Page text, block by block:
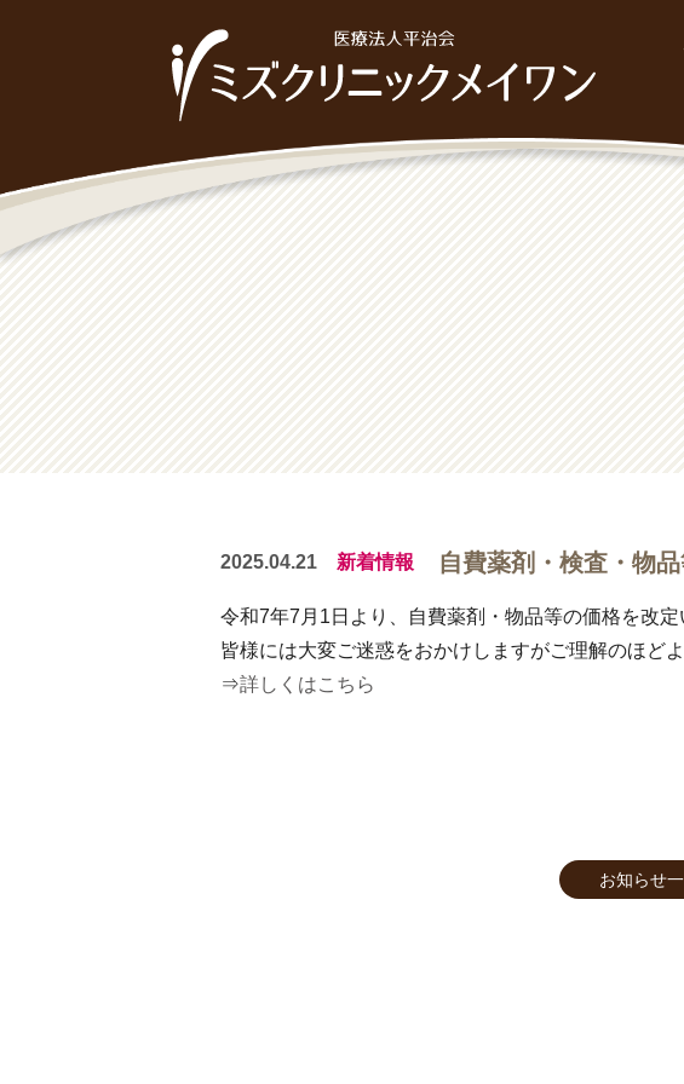
2025.04.21 新着情報 自費薬剤・検査・物
令和7年7月1日より、自費薬剤・物品等の価格を改定
皆様には大変ご迷惑をおかけしますがご理解のほど
⇒詳しくはこちら
お知らせ